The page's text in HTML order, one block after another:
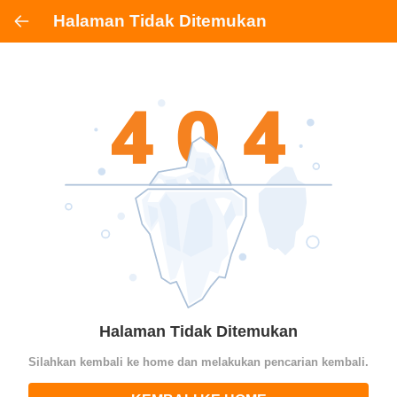
Halaman Tidak Ditemukan
Halaman Tidak Ditemukan
Silahkan kembali ke home dan melakukan pencarian kembali.